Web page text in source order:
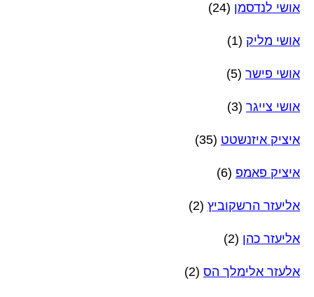
אושי לנדסמן (24)
אושי מליק (1)
אושי פישר (5)
אושי צייגר (3)
איציק איזנשטט (35)
איציק פאמפ (6)
אליעזר הרשקוביץ (2)
אליעזר כהן (2)
אלעזר אלימלך הס (2)